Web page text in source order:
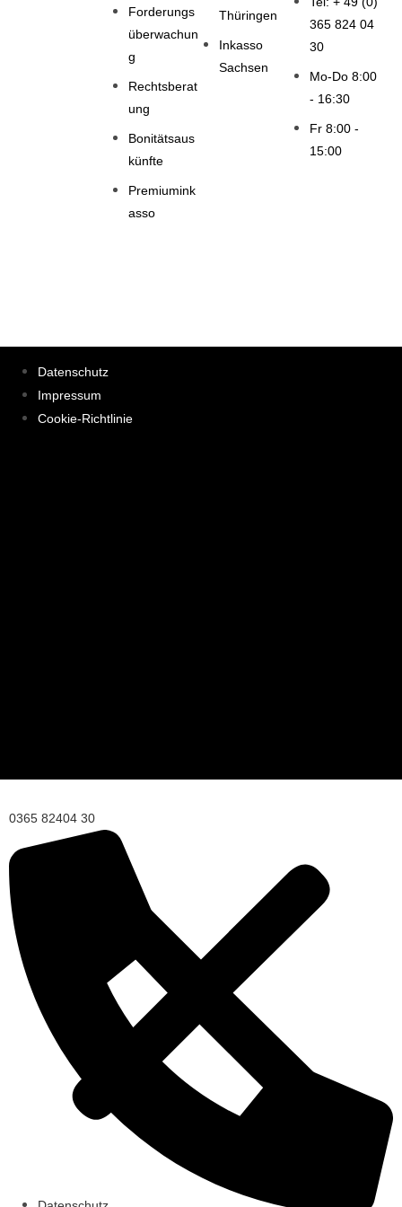
Thüringen
Inkasso
Sachsen
Forderungs
überwachun
g
Rechtsberat
ung
Bonitätsaus
künfte
Premiumink
asso
365 824 04
30
Mo-Do 8:00
- 16:30
Fr 8:00 -
15:00
Datenschutz
Impressum
Cookie-Richtlinie
0365 82404 30